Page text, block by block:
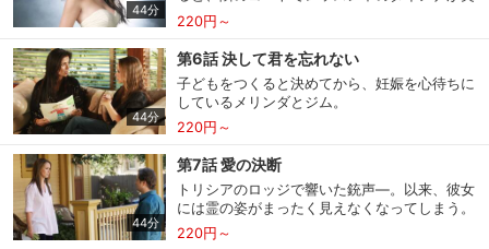
会員設定 会員情報
会員情報変更
基本情報、本人連絡先、パスワード 、クレ
決済方法変更 決済方法の変更が可能です。
44分
然倒れてしまう。ダ
220円～
44分
第6話 決して君を忘れない
子どもをつくると決めてから、妊娠を心待ちに
しているメリンダとジム。
220円～
44分
第7話 愛の決断
トリシアのロッジで響いた銃声―。以来、彼女
には霊の姿がまったく見えなくなってしまう。
220円～